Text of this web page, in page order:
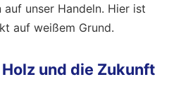
unser Handeln. Hier ist
auf weißem Grund.
und die Zukunft